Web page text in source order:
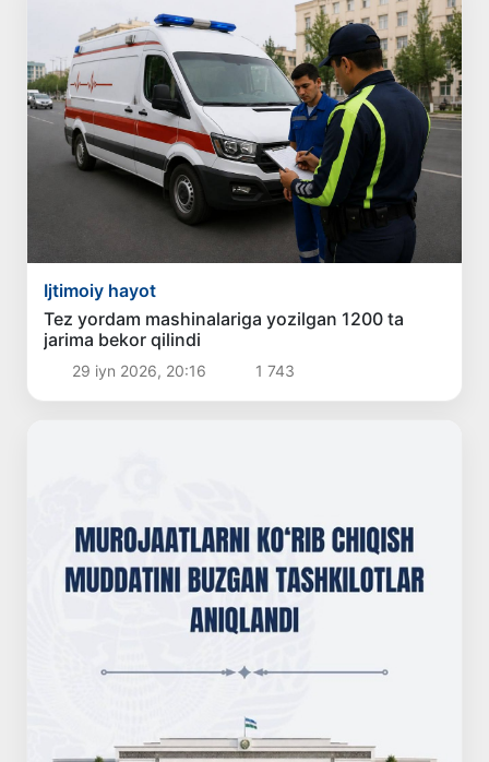
Ijtimoiy hayot
Tez yordam mashinalariga yozilgan 1200 ta
jarima bekor qilindi
29 iyn 2026, 20:16 1 743